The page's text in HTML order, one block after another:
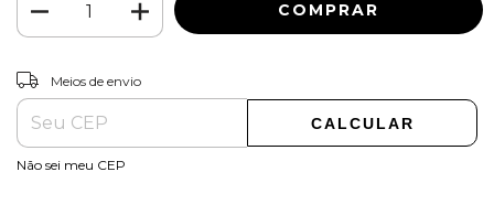
Entregas para o CEP:
Meios de envio
CALCULAR
Não sei meu CEP